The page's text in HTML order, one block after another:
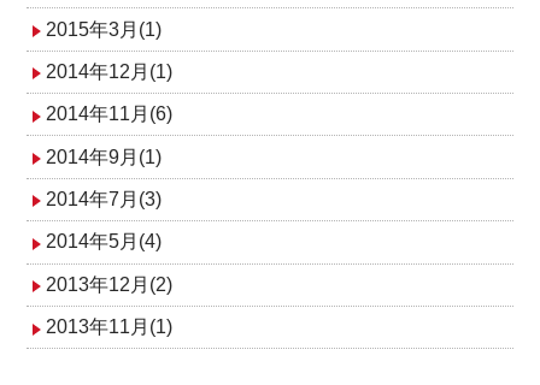
2015年3月(1)
2014年12月(1)
2014年11月(6)
2014年9月(1)
2014年7月(3)
2014年5月(4)
2013年12月(2)
2013年11月(1)